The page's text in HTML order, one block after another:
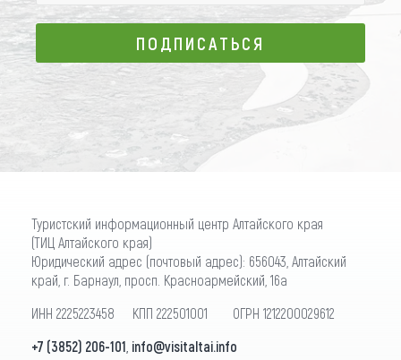
ПОДПИСАТЬСЯ
ПОДПИСАТЬСЯ
Туристский информационный центр Алтайского края
(ТИЦ Алтайского края)
Юридический адрес (почтовый адрес): 656043, Алтайский
край, г. Барнаул, просп. Красноармейский, 16а
ИНН 2225223458 КПП 222501001 ОГРН 1212200029612
+7 (3852) 206-101 info@visitaltai.info